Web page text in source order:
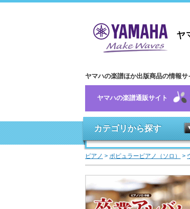
ヤマハの楽譜ほか出版商品の情報サ
ヤマハの楽譜通販サイト
カテゴリから探す
ピアノ > ポピュラーピアノ（ソロ） >